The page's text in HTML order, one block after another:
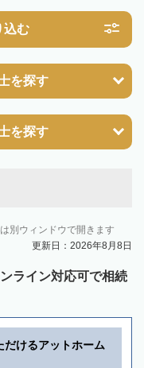
込む
を探す
を探す
別ウィンドウで開きます
更新日：2026年8月8日
ライン対応可で相続
だけるアットホーム